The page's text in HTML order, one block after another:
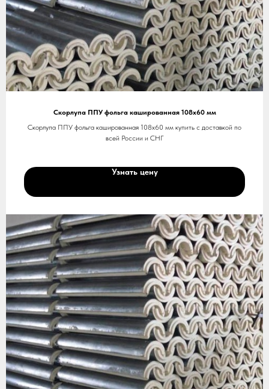
Скорлупа ППУ фольга кашированная 108х60 мм
Скорлупа ППУ фольга кашированная 108х60 мм купить с доставкой по
всей России и СНГ
Узнать цену